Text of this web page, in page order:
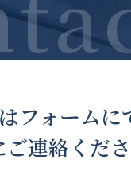
フォームに
連絡くださ